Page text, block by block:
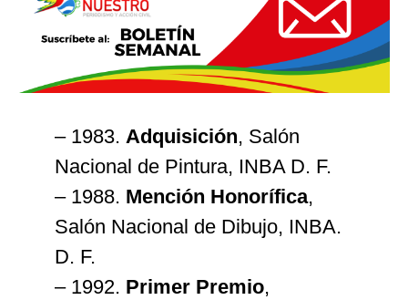
– 1983. Adquisición, Salón
Nacional de Pintura, INBA D. F.
– 1988. Mención Honorífica,
Salón Nacional de Dibujo, INBA.
D. F.
– 1992. Primer Premio,